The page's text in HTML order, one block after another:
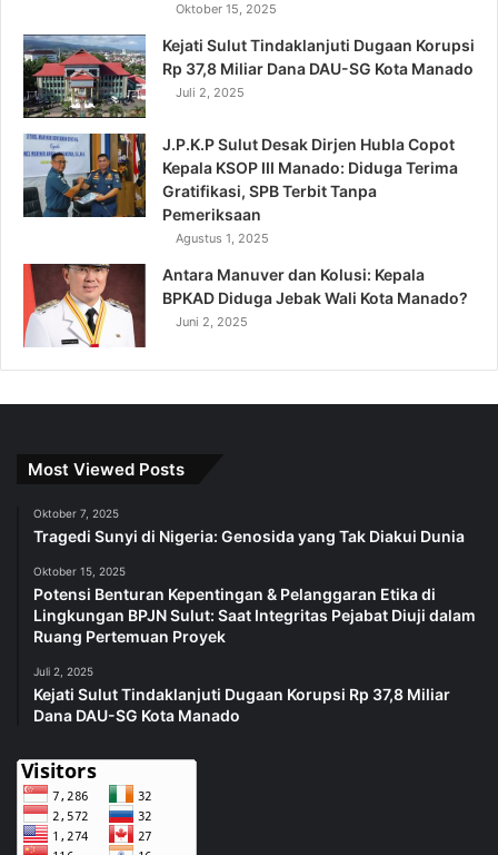
Oktober 15, 2025
Kejati Sulut Tindaklanjuti Dugaan Korupsi
Rp 37,8 Miliar Dana DAU-SG Kota Manado
Juli 2, 2025
J.P.K.P Sulut Desak Dirjen Hubla Copot
Kepala KSOP III Manado: Diduga Terima
Gratifikasi, SPB Terbit Tanpa
Pemeriksaan
Agustus 1, 2025
Antara Manuver dan Kolusi: Kepala
BPKAD Diduga Jebak Wali Kota Manado?
Juni 2, 2025
Most Viewed Posts
Oktober 7, 2025
Tragedi Sunyi di Nigeria: Genosida yang Tak Diakui Dunia
Oktober 15, 2025
Potensi Benturan Kepentingan & Pelanggaran Etika di
Lingkungan BPJN Sulut: Saat Integritas Pejabat Diuji dalam
Ruang Pertemuan Proyek
Juli 2, 2025
Kejati Sulut Tindaklanjuti Dugaan Korupsi Rp 37,8 Miliar
Dana DAU-SG Kota Manado